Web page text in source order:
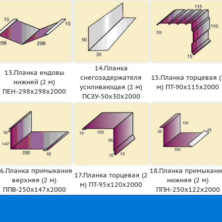
13.Планка ендовы
нижней (2 м)
ПЕН-298х298х2000
14.Планка
снегозадержателя
усиливающая (2 м)
ПСЗУ-50х30х2000
15.Планка торцевая
м) ПТ-90х115х2000
примыкания
верхняя (2 м)
ППВ-250х147х2000
17.Планка торцевая (2
м) ПТ-95х120х2000
18.Планка
нижняя (2 м)
ППН-250х122х2000